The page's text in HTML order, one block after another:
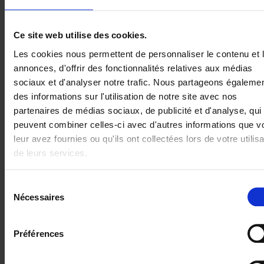
Ce site web utilise des cookies.
Les cookies nous permettent de personnaliser le contenu et
annonces, d'offrir des fonctionnalités relatives aux médias
sociaux et d'analyser notre trafic. Nous partageons
des informations sur l'utilisation de notre site avec nos
partenaires de médias sociaux, de publicité et d'analyse, qui
peuvent combiner celles-ci avec d'autres informations que
leur avez fournies ou qu'ils ont collectées lors de votre
de leurs services.
Nécessaires
Préférences
Notre équipe de spécialistes chevronnés agit comme
apportant le soutien flexible dont vous avez besoin
pour faire face à l’évolution de votre charge de travail.
Que vous vous attaquiez à un projet d’envergure ou
que vous gériez des opérations quotidiennes, nous
vous apportons la capacité et l’expertise
supplémentaires nécessaires pour que votre équipe
ne se sente jamais débordée.
Assurez une évolution continue de
de route durable
Nous allons au-delà des correctifs réactifs pour
d’optimisation du système. En restant à l’affût des